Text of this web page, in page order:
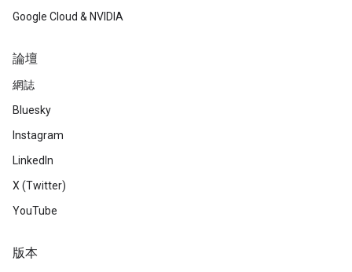
Google Cloud & NVIDIA
論壇
網誌
Bluesky
Instagram
LinkedIn
X (Twitter)
YouTube
版本